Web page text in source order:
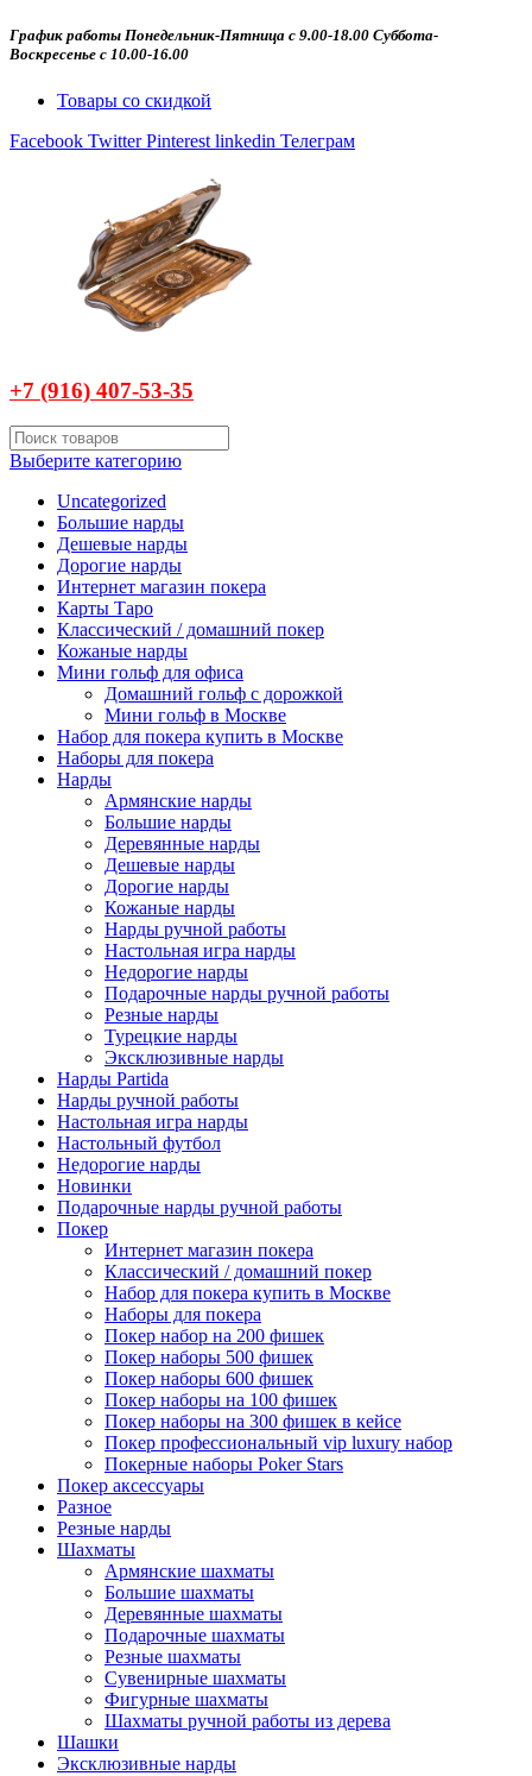
График работы Понедельник-Пятница с 9.00-18.00 Суббота-
Воскресенье с 10.00-16.00
Товары со скидкой
Facebook Twitter Pinterest linkedin Телеграм
+7 (916) 407-53-35
Выберите категорию
Uncategorized
Большие нарды
Дешевые нарды
Дорогие нарды
Интернет магазин покера
Карты Таро
Классический / домашний покер
Кожаные нарды
Мини гольф для офиса
Домашний гольф с дорожкой
Мини гольф в Москве
Набор для покера купить в Москве
Наборы для покера
Нарды
Армянские нарды
Большие нарды
Деревянные нарды
Дешевые нарды
Дорогие нарды
Кожаные нарды
Нарды ручной работы
Настольная игра нарды
Недорогие нарды
Подарочные нарды ручной работы
Резные нарды
Турецкие нарды
Эксклюзивные нарды
Нарды Partida
Нарды ручной работы
Настольная игра нарды
Настольный футбол
Недорогие нарды
Новинки
Подарочные нарды ручной работы
Покер
Интернет магазин покера
Классический / домашний покер
Набор для покера купить в Москве
Наборы для покера
Покер набор на 200 фишек
Покер наборы 500 фишек
Покер наборы 600 фишек
Покер наборы на 100 фишек
Покер наборы на 300 фишек в кейсе
Покер профессиональный vip luxury набор
Покерные наборы Poker Stars
Покер аксессуары
Разное
Резные нарды
Шахматы
Армянские шахматы
Большие шахматы
Деревянные шахматы
Подарочные шахматы
Резные шахматы
Сувенирные шахматы
Фигурные шахматы
Шахматы ручной работы из дерева
Шашки
Эксклюзивные нарды